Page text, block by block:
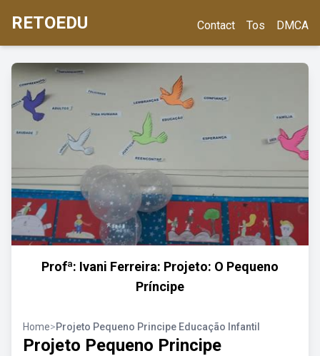
RETOEDU Contact Tos DMCA
Profª: Ivani Ferreira: Projeto: O Pequeno
Príncipe
Home>Projeto Pequeno Principe Educação Infantil
Projeto Pequeno Principe